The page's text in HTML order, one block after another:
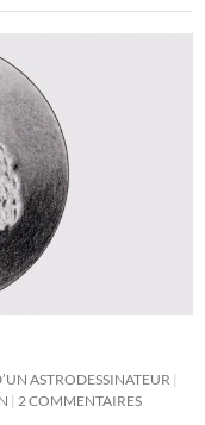
ASTRODESSINATEUR
2 COMMENTAIRES